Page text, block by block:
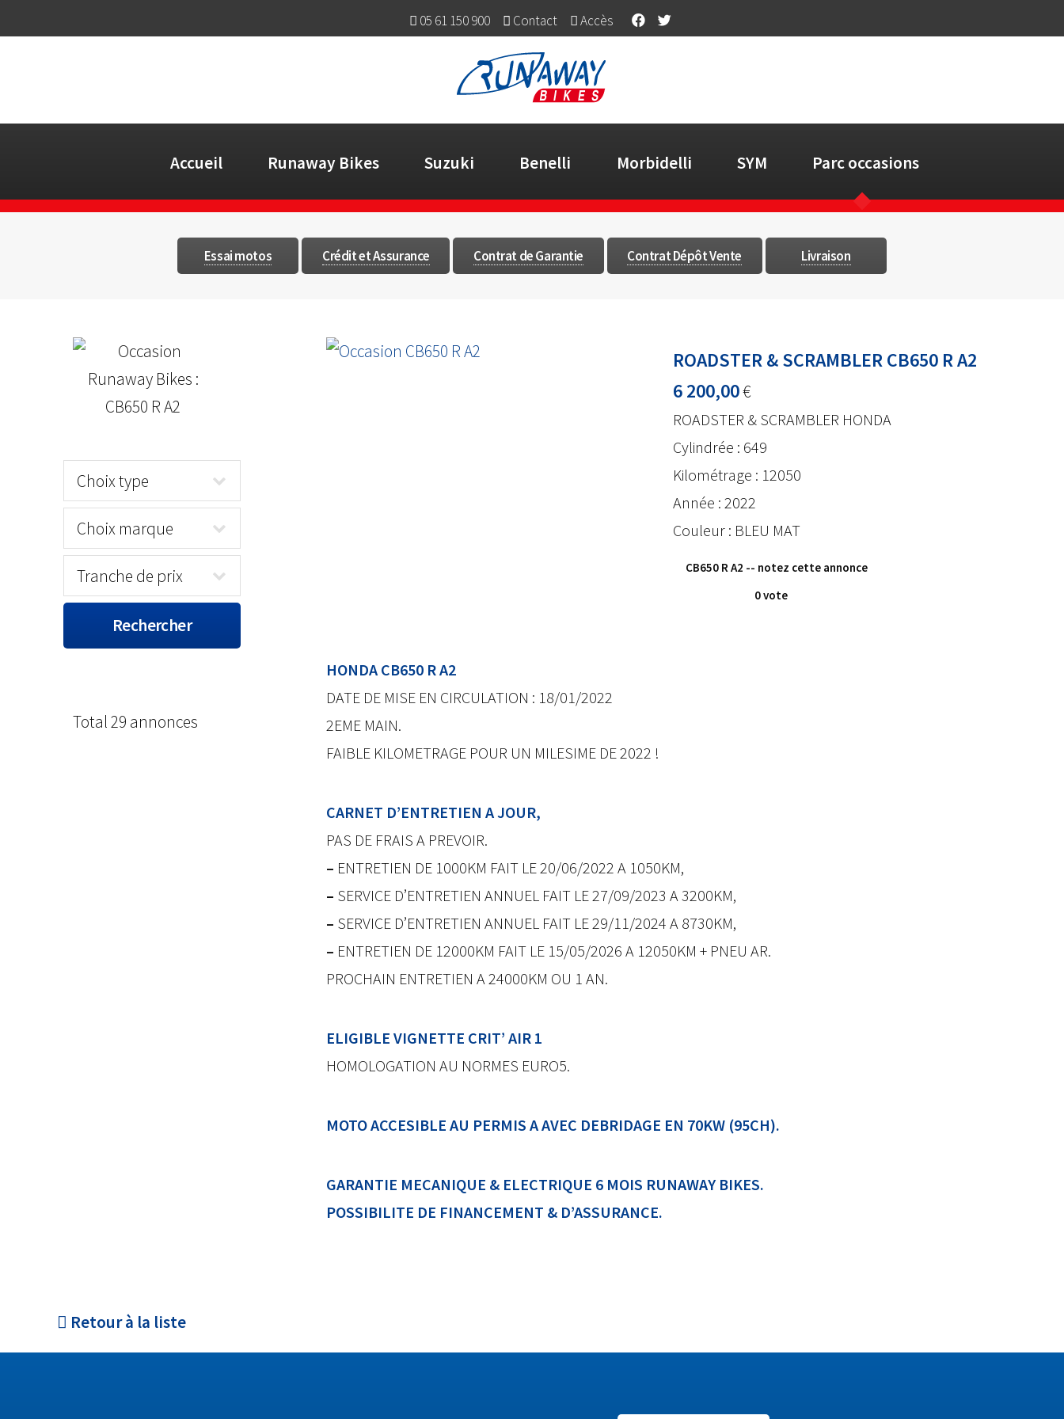
05 61 150 900 Contact Accès
Accueil Runaway Bikes Suzuki Benelli Morbidelli SYM Parc occasions
Essai motos Crédit et Assurance Contrat de Garantie Contrat Dépôt Vente Livraison
Total 29 annonces
ROADSTER & SCRAMBLER CB650 R A2
6 200,00€
ROADSTER & SCRAMBLER HONDA
Cylindrée : 649
Kilométrage : 12050
Année : 2022
Couleur : BLEU MAT
CB650 R A2 -- notez cette annonce
0 vote
HONDA CB650 R A2
DATE DE MISE EN CIRCULATION : 18/01/2022
2EME MAIN.
FAIBLE KILOMETRAGE POUR UN MILESIME DE 2022 !
CARNET D’ENTRETIEN A JOUR,
PAS DE FRAIS A PREVOIR.
– ENTRETIEN DE 1000KM FAIT LE 20/06/2022 A 1050KM,
– SERVICE D’ENTRETIEN ANNUEL FAIT LE 27/09/2023 A 3200KM,
– SERVICE D’ENTRETIEN ANNUEL FAIT LE 29/11/2024 A 8730KM,
– ENTRETIEN DE 12000KM FAIT LE 15/05/2026 A 12050KM + PNEU AR.
PROCHAIN ENTRETIEN A 24000KM OU 1 AN.
ELIGIBLE VIGNETTE CRIT’ AIR 1
HOMOLOGATION AU NORMES EURO5.
MOTO ACCESIBLE AU PERMIS A AVEC DEBRIDAGE EN 70KW (95CH).
GARANTIE MECANIQUE & ELECTRIQUE 6 MOIS RUNAWAY BIKES.
POSSIBILITE DE FINANCEMENT & D’ASSURANCE.
Retour à la liste